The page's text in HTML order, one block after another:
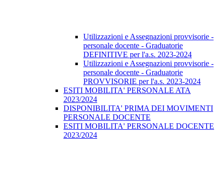
Utilizzazioni e Assegnazioni provvisorie -
personale docente - Graduatorie
DEFINITIVE per l'a.s. 2023-2024
Utilizzazioni e Assegnazioni provvisorie -
personale docente - Graduatorie
PROVVISORIE per l'a.s. 2023-2024
ESITI MOBILITA' PERSONALE ATA
2023/2024
DISPONIBILITA' PRIMA DEI MOVIMENTI
PERSONALE DOCENTE
ESITI MOBILITA' PERSONALE DOCENTE
2023/2024